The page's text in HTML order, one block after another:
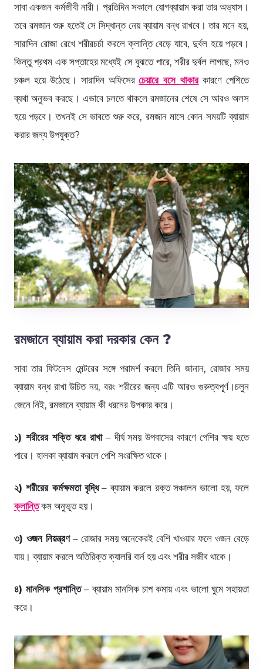
সাবা একজন কর্মজীবী নারী। প্রতিদিন সকালে যোগব্যায়াম করা তার অভ্যাস।
তবে রমজান শুরু হতেই সে সিদ্ধান্ত নেয় ব্যায়াম বন্ধ রাখবে। তার মনে হয়,
সারাদিন রোজা রেখে শরীরচর্চা করলে ক্লান্তি বেড়ে যাবে, দুর্বল হয়ে পড়বে।
কিন্তু প্রথম এক সপ্তাহের মধ্যেই সে বুঝতে পারে, শরীর দুর্বল লাগছে, মনও
চঞ্চল হয়ে উঠেছে। সারাদিন অফিসেরচেয়ারে বসে থাকারকারণে পেশিতে
ব্যথা অনুভব করছে। এভাবে চলতে থাকলে রমজানের শেষে সে আরও অলস
হয়ে পড়বে। তখনই সে ভাবতে শুরু করে, রমজান মাসে কোন সময়টি ব্যায়াম
করার জন্য উপযুক্ত?
রমজানে ব্যায়াম করা দরকার কেন ?
সাবা তার ফিটনেস মেন্টরের সঙ্গে পরামর্শ করলে তিনি জানান, রোজার সময়
ব্যায়াম বন্ধ রাখা উচিত নয়, বরং শরীরের জন্য এটি আরও গুরুত্বপূর্ণ।চলুন
জেনে নিই, রমজানে ব্যায়াম কী ধরনের উপকার করে।
১) শরীরের শক্তি ধরে রাখা– দীর্ঘ সময় উপবাসের কারণে পেশির ক্ষয় হতে
পারে। হালকা ব্যায়াম করলে পেশি সংরক্ষিত থাকে।
২) শরীরের কর্মক্ষমতা বৃদ্ধি– ব্যায়াম করলে রক্ত সঞ্চালন ভালো হয়, ফলে
ক্লান্তিকম অনুভূত হয়।
৩) ওজন নিয়ন্ত্রণ– রোজার সময় অনেকেরই বেশি খাওয়ার ফলে ওজন বেড়ে
যায়। ব্যায়াম করলে অতিরিক্ত ক্যালরি বার্ন হয় এবং শরীর সজীব থাকে।
৪) মানসিক প্রশান্তি– ব্যায়াম মানসিক চাপ কমায় এবং ভালো ঘুমে সহায়তা
করে।